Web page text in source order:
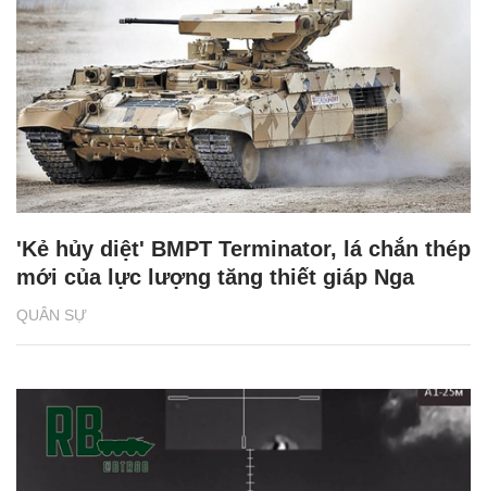
QUÂN SỰ
'Kẻ hủy diệt' BMPT Terminator, lá chắn thép
mới của lực lượng tăng thiết giáp Nga